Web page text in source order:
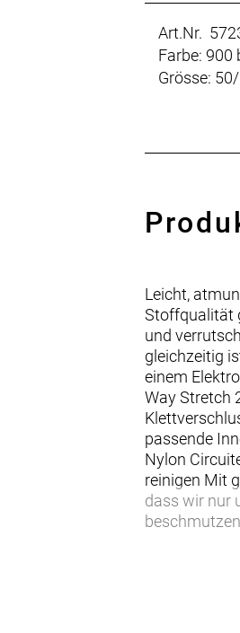
Art.Nr.
Farbe: 900
Grösse:
Leicht,
Stoffqualität
und
gleichzeitig
einem
Way Stretch
passende
Nylon
reinigen Mit
dass wir nur